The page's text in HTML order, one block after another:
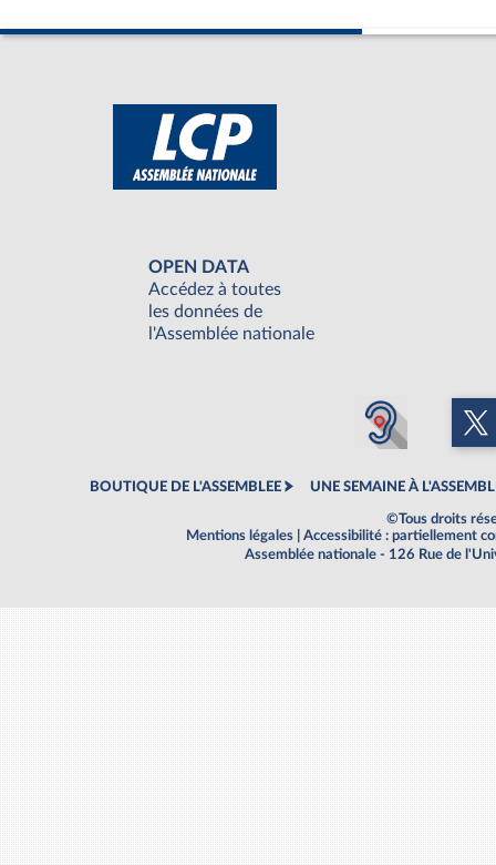
OPEN DATA
Accédez à toutes
les données de
l'Assemblée nationale
BOUTIQUE DE L'ASSEMBLEE UNE SEMAINE À
©Tous droits
Mentions légales
Accessibilité : partiellement
Assemblée nationale - 126 Rue de